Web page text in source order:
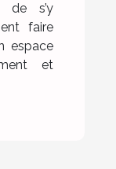
de s’y
faire
espace
et